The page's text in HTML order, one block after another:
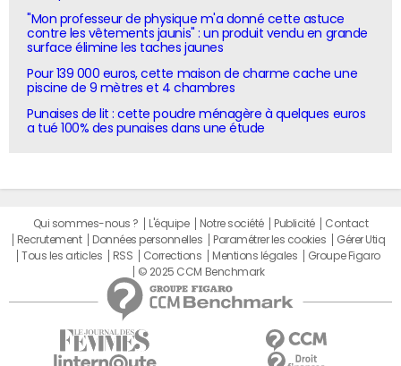
"Mon professeur de physique m'a donné cette astuce
contre les vêtements jaunis" : un produit vendu en grande
surface élimine les taches jaunes
Pour 139 000 euros, cette maison de charme cache une
piscine de 9 mètres et 4 chambres
Punaises de lit : cette poudre ménagère à quelques euros
a tué 100% des punaises dans une étude
Qui sommes-nous ? L'équipe Notre société Publicité
Contact
Recrutement
Données personnelles Paramétrer les cookies
Gérer Utiq
Tous les articles
RSS Corrections Mentions légales
Groupe Figaro
© 2025 CCM Benchmark